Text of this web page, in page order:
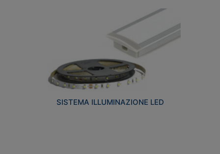
SISTEMA ILLUMINAZIONE LED